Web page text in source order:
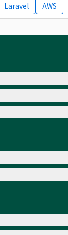
Laravel AWS